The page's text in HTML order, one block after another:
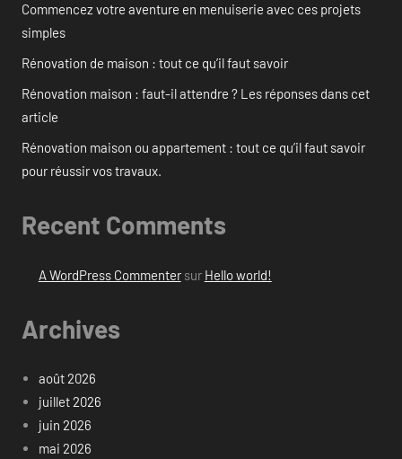
Commencez votre aventure en menuiserie avec ces projets
simples
Rénovation de maison : tout ce qu’il faut savoir
Rénovation maison : faut-il attendre ? Les réponses dans cet
article
Rénovation maison ou appartement : tout ce qu’il faut savoir
pour réussir vos travaux.
Recent Comments
A WordPress Commentersur Hello world!
Archives
août 2026
juillet 2026
juin 2026
mai 2026